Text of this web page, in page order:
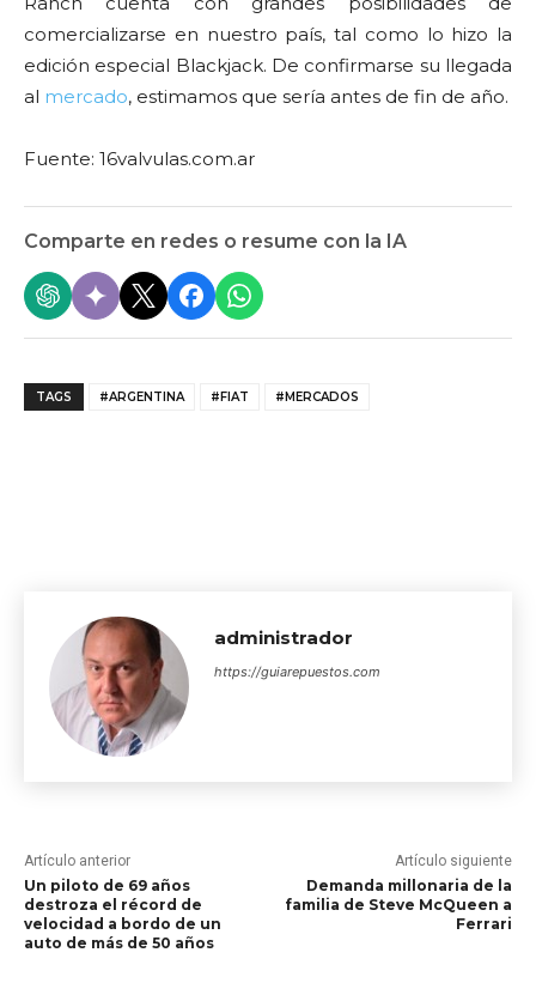
comercializarse en nuestro país, tal como lo hizo la
edición especial Blackjack. De confirmarse su llegada
al mercado, estimamos que sería antes de fin de año.
Fuente: 16valvulas.com.ar
Comparte en redes o resume con la IA
TAGS #ARGENTINA #FIAT #MERCADOS
administrador
https://guiarepuestos.com
Artículo anterior
Un piloto de 69 años
destroza el récord de
velocidad a bordo de un
auto de más de 50 años
Artículo siguiente
Demanda millonaria de la
familia de Steve McQueen a
Ferrari